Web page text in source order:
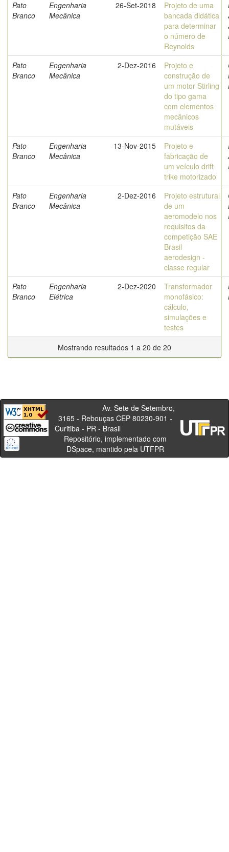
Pato
Branco
Engenharia
Mecânica
26-Set-2018
Projeto de uma
bancada didática
para determinar
o número de
Reynolds
Pato
Branco
Engenharia
Mecânica
2-Dez-2016
Projeto e
construção de
um motor Stirling
do tipo gama
com elementos
mecânicos
mutáveis
Pato
Branco
Engenharia
Mecânica
13-Nov-2015
Projeto e
fabricação de
um veículo drift
trike motorizado
Pato
Branco
Engenharia
Mecânica
2-Dez-2016
Projeto estrutural
de um
aeromodelo nos
requisitos da
competição SAE
Brasil
aerodesign -
classe regular
Pato
Branco
Engenharia
Elétrica
2-Dez-2020
Transformador
monofásico:
cálculo,
simulações e
testes
Mostrando resultados 1 a 20 de 20
Av. Sete de Setembro,
3165 - Rebouças CEP 80230-901 -
Curitiba - PR - Brasil
Repositório, implementado com
DSpace, mantido pela UTFPR